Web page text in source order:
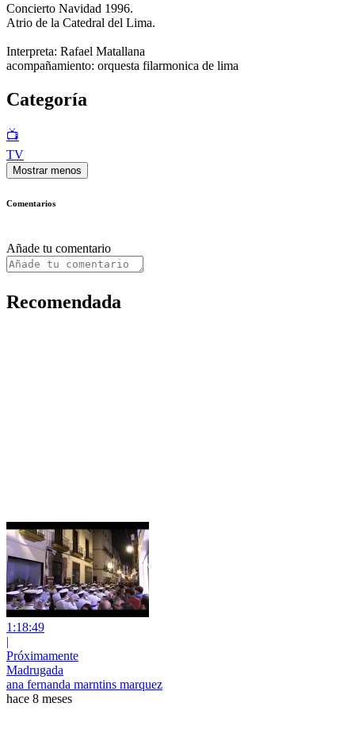
Concierto Navidad 1996.
Atrio de la Catedral del Lima.
Interpreta: Rafael Matallana
acompañamiento: orquesta filarmonica de lima
Categoría
📺
TV
Mostrar menos
Comentarios
Añade tu comentario
Recomendada
1:18:49
|
Próximamente
Madrugada
ana fernanda marntins marquez
hace 8 meses